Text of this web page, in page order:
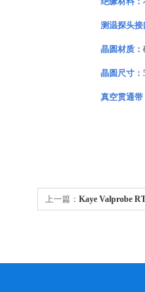
测温探头接
晶圆材质：
晶圆尺寸：
真空贯通带
上一篇： Kaye Valprobe